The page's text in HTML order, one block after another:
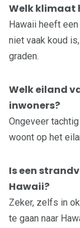
Welk klimaat
Hawaii heeft
niet vaak koud
graden.
Welk eiland
inwoners?
Ongeveer
woont op het
Is een
Hawaii?
Zeker, zelfs in
te gaan naar